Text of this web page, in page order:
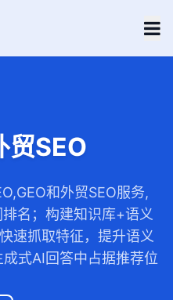
贸SEO
和外贸SEO服务,
名；构建知识库+语义
速抓取特征，提升语义
式AI回答中占据推荐位